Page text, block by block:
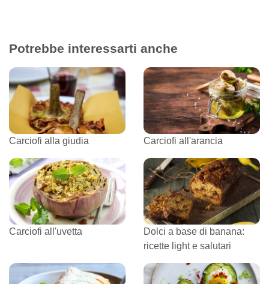
Potrebbe interessarti anche
Carciofi alla giudia Carciofi all'arancia
Carciofi all'uvetta
Dolci a base di banana:
ricette light e salutari